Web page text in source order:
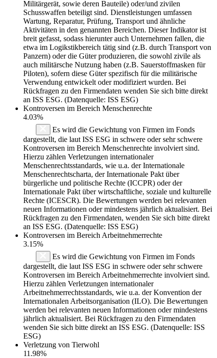
Militärgerät, sowie deren Bauteile) oder/und zivilen
Schusswaffen beteiligt sind. Dienstleistungen umfassen
Wartung, Reparatur, Prüfung, Transport und ähnliche
Aktivitäten in den genannten Bereichen. Dieser Indikator ist
breit gefasst, sodass hierunter auch Unternehmen fallen, die
etwa im Logikstikbereich tätig sind (z.B. durch Transport von
Panzern) oder die Güter produzieren, die sowohl zivile als
auch militärsche Nutzung haben (z.B. Sauerstoffmasken für
Piloten), sofern diese Güter spezifisch für die militärische
Verwendung entwickelt oder modifiziert wurden. Bei
Rückfragen zu den Firmendaten wenden Sie sich bitte direkt
an ISS ESG. (Datenquelle: ISS ESG)
Kontroversen im Bereich Menschenrechte
4.03%
Es wird die Gewichtung von Firmen im Fonds
dargestellt, die laut ISS ESG in schwere oder sehr schwere
Kontroversen im Bereich Menschenrechte involviert sind.
Hierzu zählen Verletzungen internationaler
Menschenrechtsstandards, wie u.a. der Internationale
Menschenrechtscharta, der Internationale Pakt über
bürgerliche und politische Rechte (ICCPR) oder der
Internationale Pakt über wirtschaftliche, soziale und kulturelle
Rechte (ICESCR). Die Bewertungen werden bei relevanten
neuen Informationen oder mindestens jährlich aktualisiert. Bei
Rückfragen zu den Firmendaten, wenden Sie sich bitte direkt
an ISS ESG. (Datenquelle: ISS ESG)
Kontroversen im Bereich Arbeitnehmerrechte
3.15%
Es wird die Gewichtung von Firmen im Fonds
dargestellt, die laut ISS ESG in schwere oder sehr schwere
Kontroversen im Bereich Arbeitnehmerrechte involviert sind.
Hierzu zählen Verletzungen internationaler
Arbeitnehmerrechtsstandards, wie u.a. der Konvention der
Internationalen Arbeitsorganisation (ILO). Die Bewertungen
werden bei relevanten neuen Informationen oder mindestens
jährlich aktualisiert. Bei Rückfragen zu den Firmendaten
wenden Sie sich bitte direkt an ISS ESG. (Datenquelle: ISS
ESG)
Verletzung von Tierwohl
11.98%